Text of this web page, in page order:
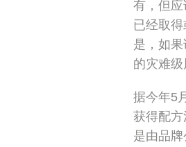
有，但
已经取
是，如
的灾难级
据今年5
获得配
是由品